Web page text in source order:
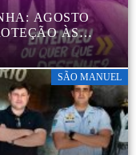
AGOSTO
ÀS
SÃO MANUEL